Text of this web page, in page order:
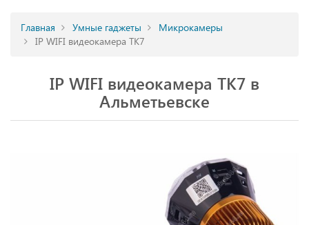
Главная Умные гаджеты
Микрокамеры
IP WIFI видеокамера TK7
IP WIFI видеокамера TK7 в
Альметьевске